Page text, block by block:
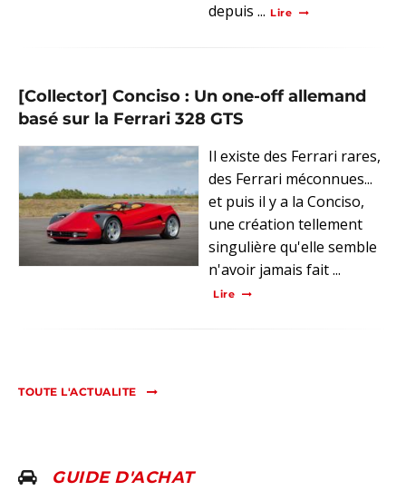
depuis ... Lire
[Collector] Conciso : Un one-off allemand
basé sur la Ferrari 328 GTS
Il existe des Ferrari rares,
des Ferrari méconnues...
et puis il y a la Conciso,
une création tellement
singulière qu'elle semble
n'avoir jamais fait ...
Lire
TOUTE L'ACTUALITE
GUIDE D'ACHAT